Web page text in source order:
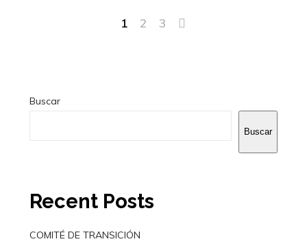
1 2 3
Buscar
Buscar
Recent Posts
COMITÉ DE TRANSICIÓN